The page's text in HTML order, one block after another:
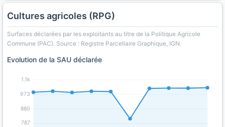
Cultures agricoles (RPG)
Surfaces déclarées par les exploitants au titre de la Politique Agricole
Commune (PAC). Source : Registre Parcellaire Graphique, IGN.
Evolution de la SAU déclarée
787
880
973
1.1k